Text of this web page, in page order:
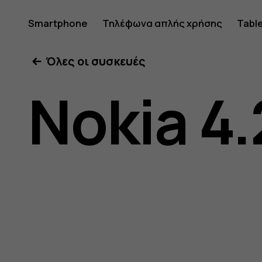
Οδηγίες
χρήσης
Nokia
Smartphone Τηλέφωνα απλής χρήσης
Όλες οι συσκευές
Nokia